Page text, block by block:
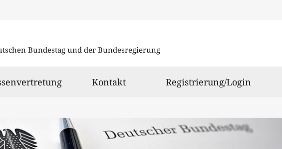
Bundestag und der Bundesregierung
Kontakt Registrierung/Login